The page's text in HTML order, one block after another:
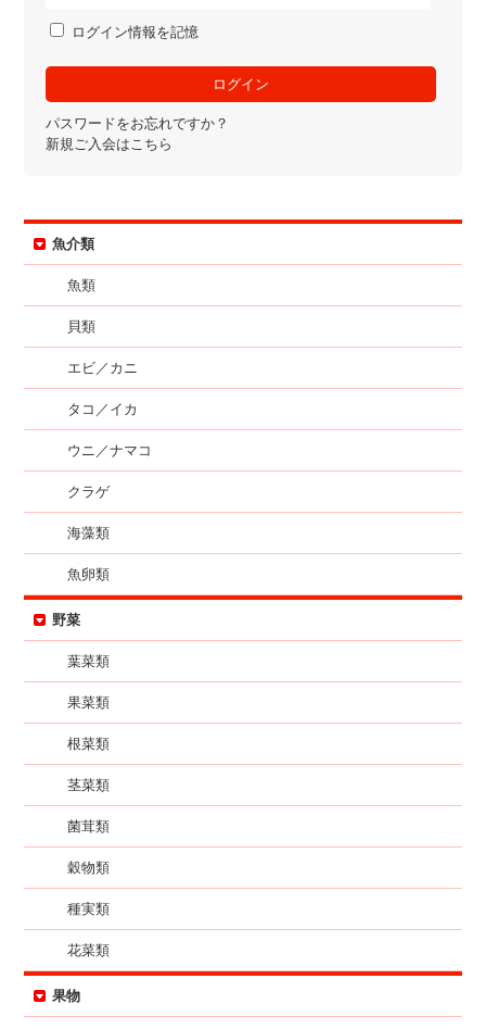
ログイン情報を記憶
パスワードをお忘れですか？
新規ご入会はこちら
魚介類
魚類
貝類
エビ／カニ
タコ／イカ
ウニ／ナマコ
クラゲ
海藻類
魚卵類
野菜
葉菜類
果菜類
根菜類
茎菜類
菌茸類
穀物類
種実類
花菜類
果物